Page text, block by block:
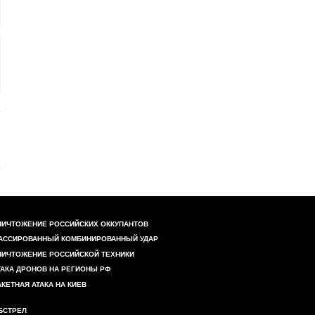
РОССИЙСКИХ ОККУПАНТОВ
КОМБИНИРОВАННЫЙ УДАР
РОССИЙСКОЙ ТЕХНИКИ
ДРОНОВ НА РЕГИОНЫ РФ
АТАКА НА КИЕВ